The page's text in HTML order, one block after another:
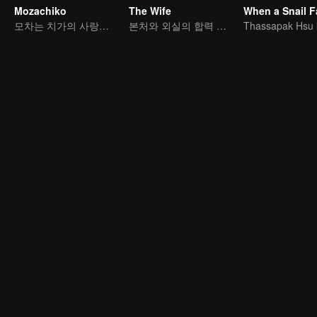
Mozachiko
모차는 치가의 사랑을 얻을 수 있을까
The Wife
본처와 외실의 합력 반격